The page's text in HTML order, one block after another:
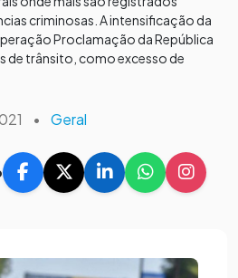
criminosas. A intensificação da
Proclamação da República
de trânsito, como excesso de
• Geral